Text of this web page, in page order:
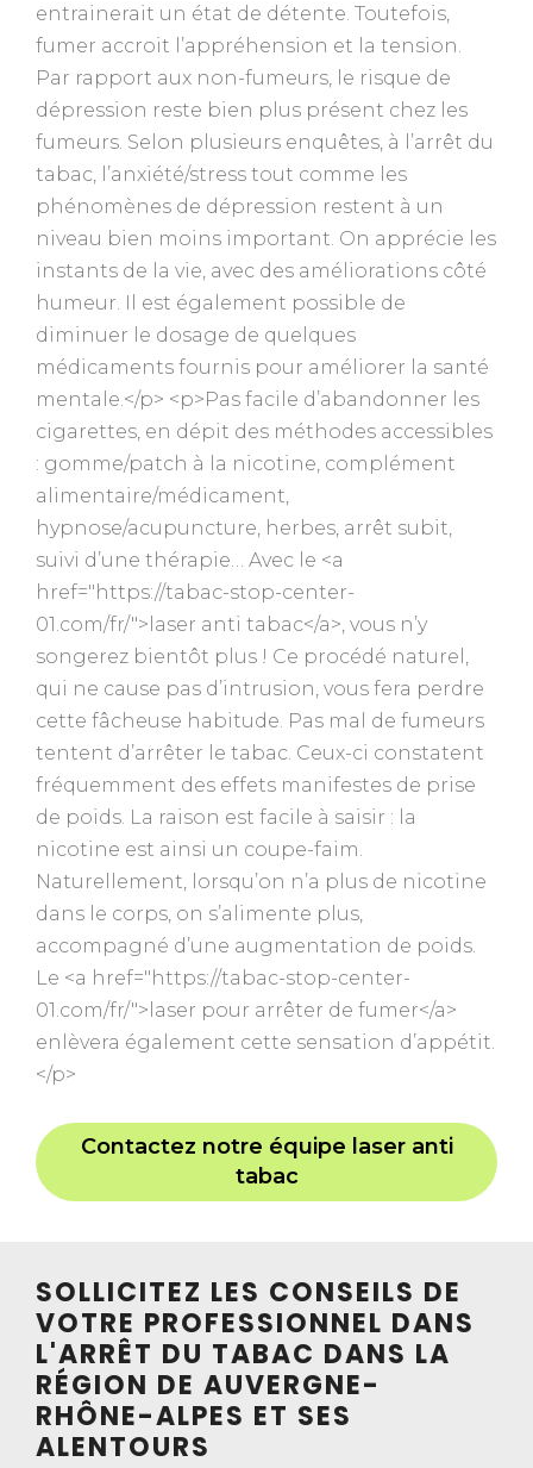
entrainerait un état de détente. Toutefois,
fumer accroit l’appréhension et la tension.
Par rapport aux non-fumeurs, le risque de
dépression reste bien plus présent chez les
fumeurs. Selon plusieurs enquêtes, à l’arrêt du
tabac, l’anxiété/stress tout comme les
phénomènes de dépression restent à un
niveau bien moins important. On apprécie les
instants de la vie, avec des améliorations côté
humeur. Il est également possible de
diminuer le dosage de quelques
médicaments fournis pour améliorer la santé
mentale.</p> <p>Pas facile d’abandonner les
cigarettes, en dépit des méthodes accessibles
: gomme/patch à la nicotine, complément
alimentaire/médicament,
hypnose/acupuncture, herbes, arrêt subit,
suivi d’une thérapie… Avec le <a
href="https://tabac-stop-center-
01.com/fr/">laser anti tabac</a>, vous n’y
songerez bientôt plus ! Ce procédé naturel,
qui ne cause pas d’intrusion, vous fera perdre
cette fâcheuse habitude. Pas mal de fumeurs
tentent d’arrêter le tabac. Ceux-ci constatent
fréquemment des effets manifestes de prise
de poids. La raison est facile à saisir : la
nicotine est ainsi un coupe-faim.
Naturellement, lorsqu’on n’a plus de nicotine
dans le corps, on s’alimente plus,
accompagné d’une augmentation de poids.
Le <a href="https://tabac-stop-center-
01.com/fr/">laser pour arrêter de fumer</a>
enlèvera également cette sensation d’appétit.
</p>
Contactez notre équipe laser anti
tabac
SOLLICITEZ LES CONSEILS DE
VOTRE PROFESSIONNEL DANS
L'ARRÊT DU TABAC DANS LA
RÉGION DE AUVERGNE-
RHÔNE-ALPES ET SES
ALENTOURS